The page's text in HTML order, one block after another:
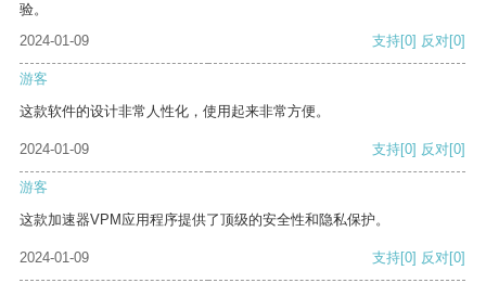
验。
2024-01-09
支持[0] 反对[0]
游客
这款软件的设计非常人性化，使用起来非常方便。
2024-01-09 支持[0] 反对[0]
游客
这款加速器VPM应用程序提供了顶级的安全性和隐私保护。
2024-01-09 支持[0] 反对[0]